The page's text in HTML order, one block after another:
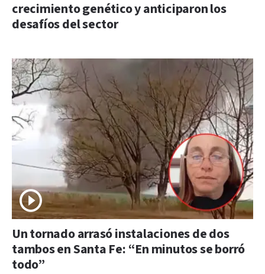
crecimiento genético y anticiparon los
desafíos del sector
Un tornado arrasó instalaciones de dos
tambos en Santa Fe: “En minutos se borró
todo”